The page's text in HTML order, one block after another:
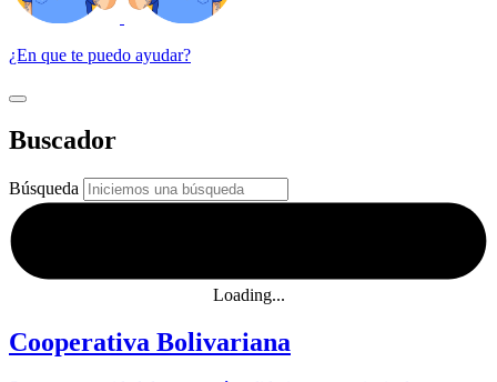
¿En que te puedo ayudar?
Buscador
Búsqueda
Loading...
Cooperativa Bolivariana